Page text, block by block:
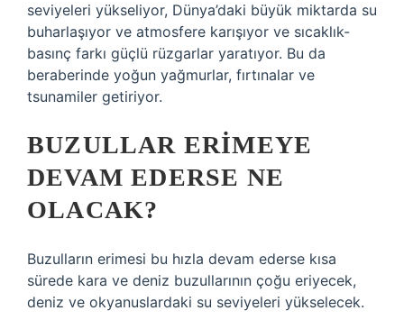
seviyeleri yükseliyor, Dünya’daki büyük miktarda su
buharlaşıyor ve atmosfere karışıyor ve sıcaklık-
basınç farkı güçlü rüzgarlar yaratıyor. Bu da
beraberinde yoğun yağmurlar, fırtınalar ve
tsunamiler getiriyor.
BUZULLAR ERIMEYE
DEVAM EDERSE NE
OLACAK?
Buzulların erimesi bu hızla devam ederse kısa
sürede kara ve deniz buzullarının çoğu eriyecek,
deniz ve okyanuslardaki su seviyeleri yükselecek.